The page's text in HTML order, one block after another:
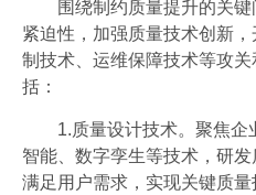
围绕制约质量提升的关
紧迫性，加强质量技术创新
制技术、运维保障技术等攻
括：
1.质量设计技术。聚焦企
智能、数字孪生等技术，研发
满足用户需求，实现关键质量